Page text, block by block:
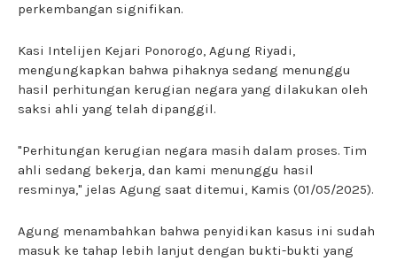
perkembangan signifikan.
Kasi Intelijen Kejari Ponorogo, Agung Riyadi,
mengungkapkan bahwa pihaknya sedang menunggu
hasil perhitungan kerugian negara yang dilakukan oleh
saksi ahli yang telah dipanggil.
"Perhitungan kerugian negara masih dalam proses. Tim
ahli sedang bekerja, dan kami menunggu hasil
resminya," jelas Agung saat ditemui, Kamis (01/05/2025).
Agung menambahkan bahwa penyidikan kasus ini sudah
masuk ke tahap lebih lanjut dengan bukti-bukti yang